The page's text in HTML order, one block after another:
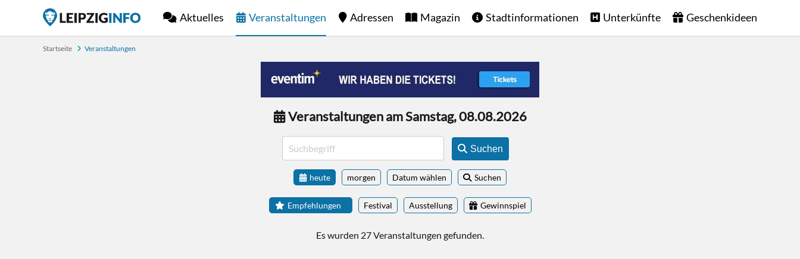
Aktuelles Veranstaltungen Adressen Magazin Stadtinformationen Unterkünfte Geschenkideen
Startseite Veranstaltungen
Veranstaltungen am Samstag, 08.08.2026
Suchen
heute morgen Datum wählen Suchen
Empfehlungen Festival Ausstellung Gewinnspiel
Es wurden 27 Veranstaltungen gefunden.